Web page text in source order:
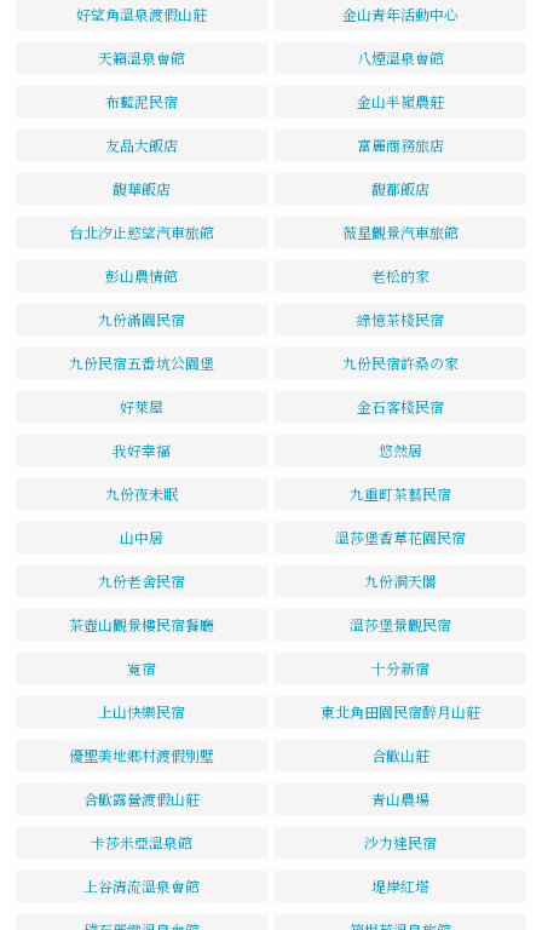
好望角溫泉渡假山莊 金山青年活動中心
天籟溫泉會館 八煙溫泉會館
布藍泥民宿 金山半嶺農莊
友品大飯店 富麗商務旅店
馥華飯店 馥都飯店
台北汐止慾望汽車旅館 薇星觀景汽車旅館
彭山農情館 老松的家
九份滿園民宿 綠憶茶棧民宿
九份民宿五番坑公園堡 九份民宿許桑の家
好萊屋 金石客棧民宿
我好幸福 悠然居
九份夜未眠 九重町茶藝民宿
山中居 溫莎堡香草花園民宿
九份老舍民宿 九份洞天閣
茶壺山觀景樓民宿餐廳 溫莎堡景觀民宿
寬宿 十分新宿
上山快樂民宿 東北角田園民宿醉月山莊
優聖美地鄉村渡假別墅 合歡山莊
合歡露營渡假山莊 青山農場
卡莎米亞溫泉館 沙力達民宿
上谷清流溫泉會館 堤岸紅塔